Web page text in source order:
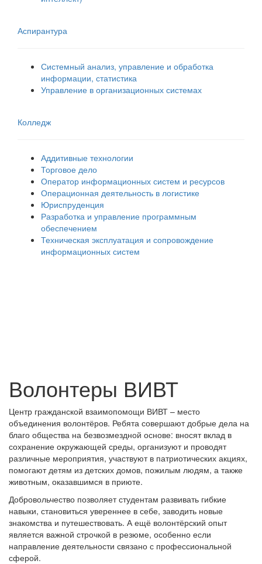
Аспирантура
Системный анализ, управление и обработка
информации, статистика
Управление в организационных системах
Колледж
Аддитивные технологии
Торговое дело
Оператор информационных систем и ресурсов
Операционная деятельность в логистике
Юриспруденция
Разработка и управление программным
обеспечением
Техническая эксплуатация и сопровождение
информационных систем
Волонтеры ВИВТ
Центр гражданской взаимопомощи ВИВТ – место
объединения волонтёров. Ребята совершают добрые дела на
благо общества на безвозмездной основе: вносят вклад в
сохранение окружающей среды, организуют и проводят
различные мероприятия, участвуют в патриотических акциях,
помогают детям из детских домов, пожилым людям, а также
животным, оказавшимся в приюте.
Добровольчество позволяет студентам развивать гибкие
навыки, становиться увереннее в себе, заводить новые
знакомства и путешествовать. А ещё волонтёрский опыт
является важной строчкой в резюме, особенно если
направление деятельности связано с профессиональной
сферой.